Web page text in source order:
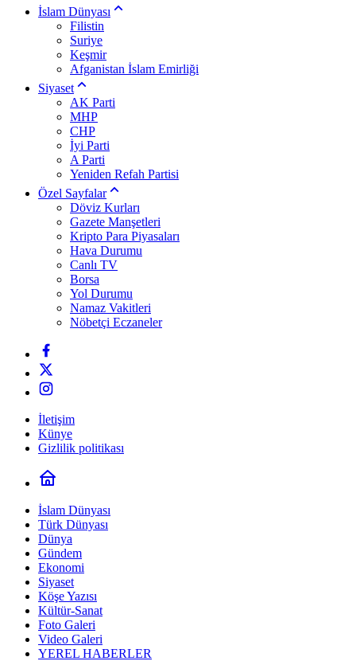
İslam Dünyası
Filistin
Suriye
Keşmir
Afganistan İslam Emirliği
Siyaset
AK Parti
MHP
CHP
İyi Parti
A Parti
Yeniden Refah Partisi
Özel Sayfalar
Döviz Kurları
Gazete Manşetleri
Kripto Para Piyasaları
Hava Durumu
Canlı TV
Borsa
Yol Durumu
Namaz Vakitleri
Nöbetçi Eczaneler
İletişim
Künye
Gizlilik politikası
İslam Dünyası
Türk Dünyası
Dünya
Gündem
Ekonomi
Siyaset
Köşe Yazısı
Kültür-Sanat
Foto Galeri
Video Galeri
YEREL HABERLER